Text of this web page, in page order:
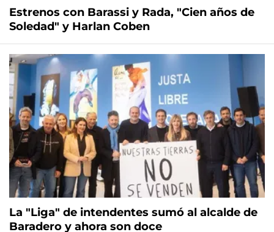
Estrenos con Barassi y Rada, "Cien años de
Soledad" y Harlan Coben
La "Liga" de intendentes sumó al alcalde de
Baradero y ahora son doce